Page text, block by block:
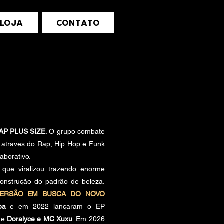
LOJA CONTATO
PLUS SIZE. O grupo combate
do Rap, Hip Hop e Funk
viralizou trazendo enorme
do padrão de beleza.
EM BUSCA DO NOVO
e em 2022 lançaram o EP
Doralyce e MC Xuxu. Em 2026